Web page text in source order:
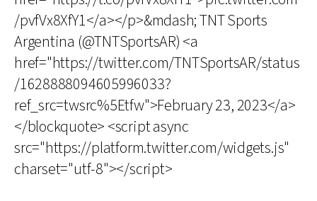
/pvfVx8XfY1</a></p>&mdash; TNT Sports
Argentina (@TNTSportsAR) <a
href="https://twitter.com/TNTSportsAR/status
/1628888094605996033?
ref_src=twsrc%5Etfw">February 23, 2023</a>
</blockquote> <script async
src="https://platform.twitter.com/widgets.js"
charset="utf-8"></script>